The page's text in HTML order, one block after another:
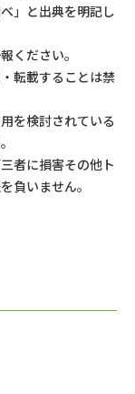
」と出典を明記し
ください。
転載することは禁
を検討されている
者に損害その他ト
負いません。